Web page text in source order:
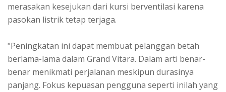
merasakan kesejukan dari kursi berventilasi karena
pasokan listrik tetap terjaga.
"Peningkatan ini dapat membuat pelanggan betah
berlama-lama dalam Grand Vitara. Dalam arti benar-
benar menikmati perjalanan meskipun durasinya
panjang. Fokus kepuasan pengguna seperti inilah yang